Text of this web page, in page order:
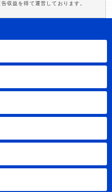
収益を得て運営しております。